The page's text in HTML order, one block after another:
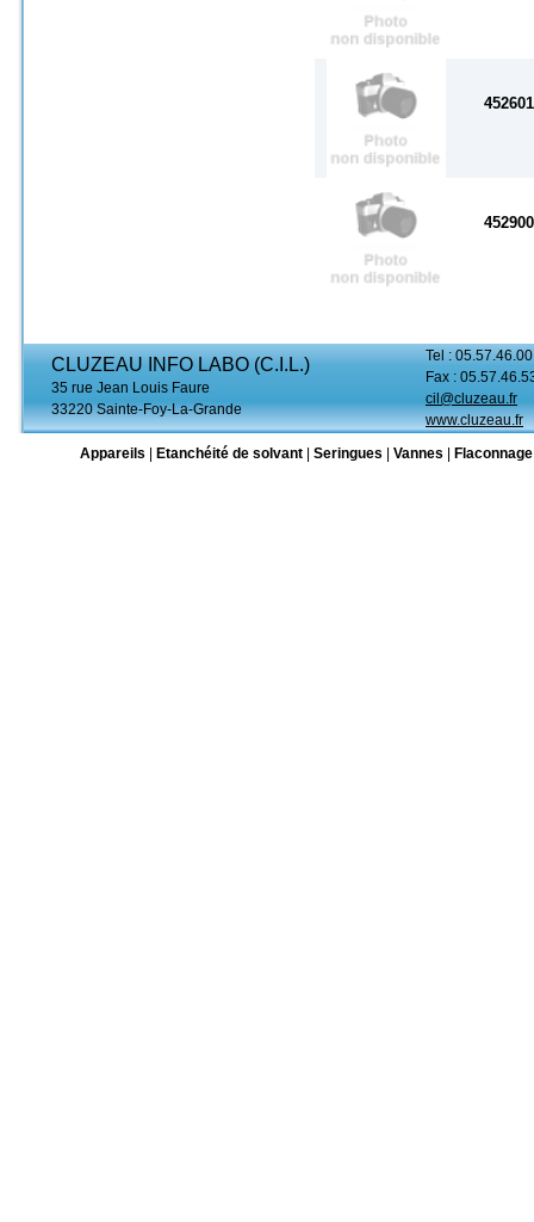
CLUZEAU INFO LABO (C.I.L.)
35 rue Jean Louis Faure
33220 Sainte-Foy-La-Grande
Tel :
Fax :
cil@cluzeau.fr
www.cluzeau.fr
Appareils
Etanchéité de solvant Seringues Vannes Flaconnage